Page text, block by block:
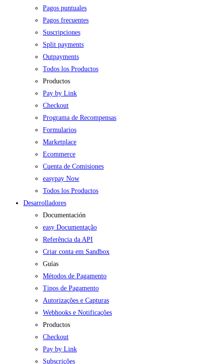
Pagos puntuales
Pagos frecuentes
Suscripciones
Split payments
Outpayments
Todos los Productos
Productos
Pay by Link
Checkout
Programa de Recompensas
Formularios
Marketplace
Ecommerce
Cuenta de Comisiones
easypay Now
Todos los Productos
Desarrolladores
Documentación
easy Documentação
Referência da API
Criar conta em Sandbox
Guías
Métodos de Pagamento
Tipos de Pagamento
Autorizações e Capturas
Webhooks e Notificações
Productos
Checkout
Pay by Link
Subscrições